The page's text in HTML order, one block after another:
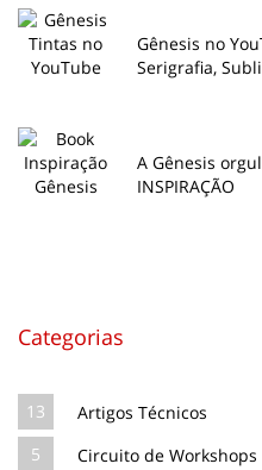
Gênesis no
Serigrafia,
A Gênesis
INSPIRAÇÃO
Categorias
13
Artigos Técnicos
5
Circuito de Workshops